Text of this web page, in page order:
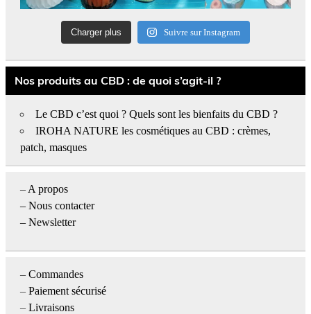
Charger plus Suivre sur Instagram
Nos produits au CBD : de quoi s’agit-il ?
Le CBD c’est quoi ? Quels sont les bienfaits du CBD ?
IROHA NATURE les cosmétiques au CBD : crèmes,
patch, masques
– A propos
– Nous contacter
– Newsletter
– Commandes
– Paiement sécurisé
– Livraisons